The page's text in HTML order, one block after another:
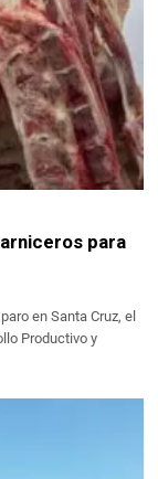
para
en Santa Cruz, el
Productivo y